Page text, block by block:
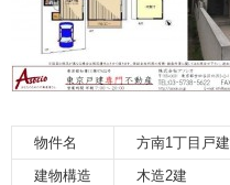
物件名 方南1丁目戸建
建物構造
木造2建